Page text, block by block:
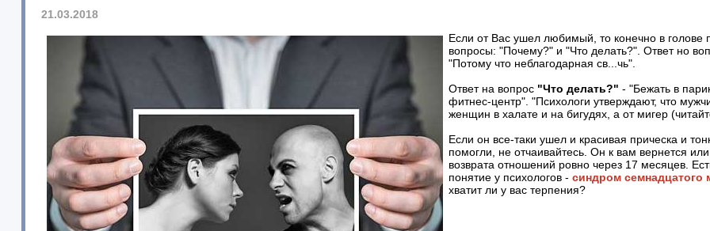
21.03.2018
Если от Вас ушел любимый, то конечно в голове
вопросы: "Почему?" и "Что делать?". Ответ но
"Потому что неблагодарная св...чь".
Ответ на вопрос"Что делать?" - "Бежать в
фитнес-центр". "Психологи утверждают, что
женщин в халате и на бигудях, а от мигер
Если он все-таки ушел и красивая прическа и
помогли, не отчаивайтесь. Он к вам вернется
возврата отношений ровно через 17 месяцев.
понятие у психологов - синдром семнадцатого
хватит ли у вас терпения?